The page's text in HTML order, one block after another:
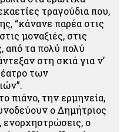
τραγούδια που,
“κάνανε παρέα στις
μοναξιές, στις
από τα πολύ πολύ
στη σκιά για ν’
των
πιάνο, την ερμηνεία,
ο Δημήτριος
ενορχηστρώσεις, ο